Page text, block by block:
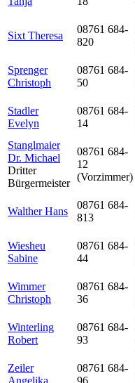
Sixt Theresa
08761 684-
820
Sprenger
Christoph
08761 684-
50
Stadler
Evelyn
08761 684-
14
Stanglmaier
Dr. Michael
Dritter
Bürgermeister
08761 684-
12
(Vorzimmer)
Walther Hans
08761 684-
813
Wiesheu
Sabine
08761 684-
44
Wimmer
Christoph
08761 684-
36
Winterling
Robert
08761 684-
93
Zeiler
Angelika
08761 684-
96